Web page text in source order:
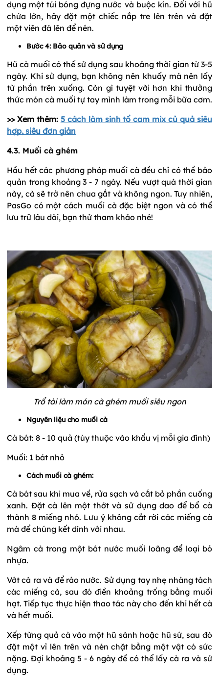
dụng một túi bóng đựng nước và buộc kín. Đối với hũ
chứa lớn, hãy đặt một chiếc nắp tre lên trên và đặt
một viên đá lên để nén.
Bước 4: Bảo quản và sử dụng
Hũ cà muối có thể sử dụng sau khoảng thời gian từ 3-5
ngày. Khi sử dụng, bạn không nên khuấy mà nên lấy
từ phần trên xuống. Còn gì tuyệt vời hơn khi thưởng
thức món cà muối tự tay mình làm trong mỗi bữa cơm.
>> Xem thêm: 5 cách làm sinh tố cam mix củ quả siêu
hợp, siêu đơn giản
4.3. Muối cà ghém
Hầu hết các phương pháp muối cà đều chỉ có thể bảo
quản trong khoảng 3 - 7 ngày. Nếu vượt quá thời gian
này, cà sẽ trở nên chua gắt và không ngon. Tuy nhiên,
PasGo có một cách muối cà đặc biệt ngon và có thể
lưu trữ lâu dài, bạn thử tham khảo nhé!
Trổ tài làm món cà ghém muối siêu ngon
Nguyên liệu cho muối cà
Cà bát: 8 - 10 quả (tùy thuộc vào khẩu vị mỗi gia đình)
Muối: 1 bát nhỏ
Cách muối cà ghém:
Cà bát sau khi mua về, rửa sạch và cắt bỏ phần cuống
xanh. Đặt cà lên một thớt và sử dụng dao để bổ cà
thành 8 miếng nhỏ. Lưu ý không cắt rời các miếng cà
mà để chúng kết dính với nhau.
Ngâm cà trong một bát nước muối loãng để loại bỏ
nhựa.
Vớt cà ra và để ráo nước. Sử dụng tay nhẹ nhàng tách
các miếng cà, sau đó điền khoảng trống bằng muối
hạt. Tiếp tục thực hiện thao tác này cho đến khi hết cà
và hết muối.
Xếp từng quả cà vào một hũ sành hoặc hũ sứ, sau đó
đặt một vỉ lên trên và nén chặt bằng một vật có sức
nặng. Đợi khoảng 5 - 6 ngày để có thể lấy cà ra và sử
dụng.